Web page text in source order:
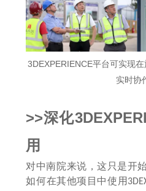
3DEXPERIENCE平台可实现
实时协
>>深化
用
对中南院来说，这只是开
如何在其他项目中使用